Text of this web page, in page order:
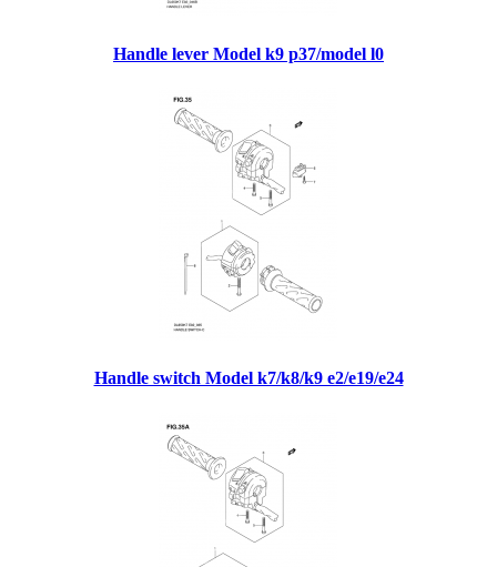
Handle lever Model k9 p37/model l0
Handle switch Model k7/k8/k9 e2/e19/e24